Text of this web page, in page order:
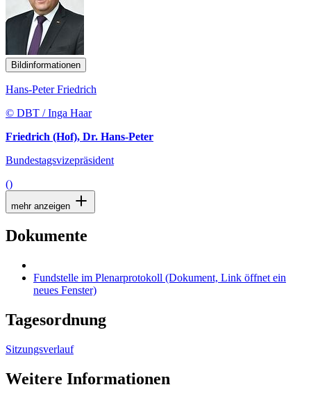
Bildinformationen
Hans-Peter Friedrich
© DBT / Inga Haar
Friedrich (Hof), Dr. Hans-Peter
Bundestagsvizepräsident
()
mehr anzeigen
Dokumente
Fundstelle im Plenarprotokoll (Dokument, Link öffnet ein
neues Fenster)
Tagesordnung
Sitzungsverlauf
Weitere Informationen